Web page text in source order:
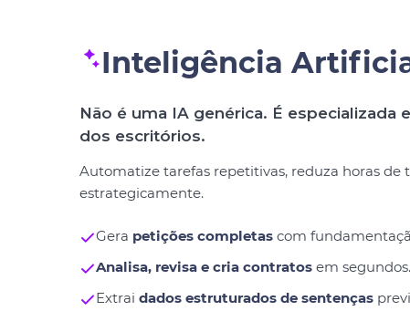
Inteligência
Não é uma IA genérica. É especializada
dos escritórios.
Automatize tarefas repetitivas, reduza horas
estrategicamente.
Gera petições completascom
Analisa, revisa e cria contratosem segundos.
Extrai dados estruturados de sentenças